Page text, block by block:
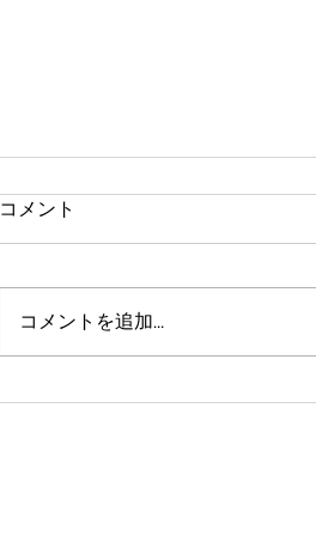
気分はハイボール
コメント
コメントを追加…